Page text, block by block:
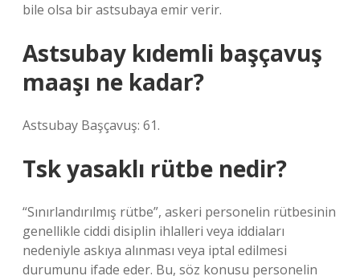
bile olsa bir astsubaya emir verir.
Astsubay kıdemli başçavuş
maaşı ne kadar?
Astsubay Başçavuş: 61.
Tsk yasaklı rütbe nedir?
“Sınırlandırılmış rütbe”, askeri personelin rütbesinin
genellikle ciddi disiplin ihlalleri veya iddiaları
nedeniyle askıya alınması veya iptal edilmesi
durumunu ifade eder. Bu, söz konusu personelin